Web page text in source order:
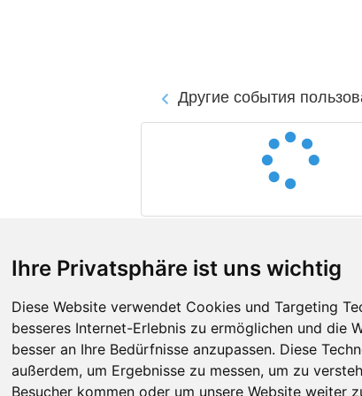
Ihre Privatsphäre ist uns wichtig
Diese Website verwendet Cookies und Targeting
besseres Internet-Erlebnis zu ermöglichen und die
besser an Ihre Bedürfnisse anzupassen. Diese
außerdem, um Ergebnisse zu messen, um zu
Besucher kommen oder um unsere Website weiter
Другие события
Контакты
Оставить отзыв
Сообщить об ошибке
Facebook
Twitter
YouTube